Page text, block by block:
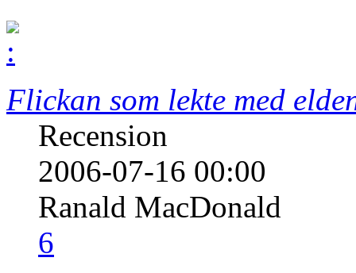
Flickan som lekte med
Recension
2006-07-16 00:00
Ranald MacDonald
6